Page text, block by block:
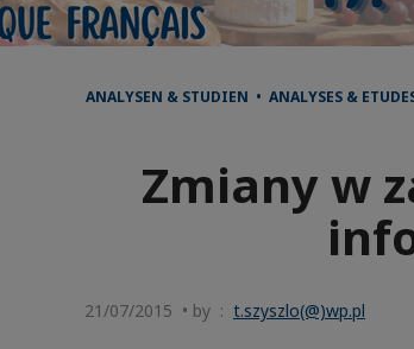
ANALYSEN & STUDIEN • ANALYSES &
Zmiany w
21/07/2015 • by : t.szyszlo(@)wp.pl